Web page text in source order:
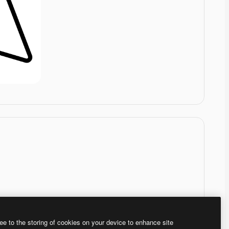
to the storing of cookies on your device to enhance site